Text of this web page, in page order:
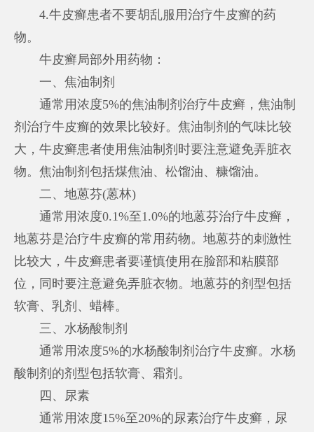
4.牛皮癣患者不要胡乱服用治疗牛皮癣的药
物。
牛皮癣局部外用药物：
一、焦油制剂
通常用浓度5%的焦油制剂治疗牛皮癣，焦油制
剂治疗牛皮癣的效果比较好。焦油制剂的气味比较
大，牛皮癣患者使用焦油制剂时要注意避免弄脏衣
物。焦油制剂包括煤焦油、松馏油、糠馏油。
二、地蒽芬(蒽林)
通常用浓度0.1%至1.0%的地蒽芬治疗牛皮癣，
地蒽芬是治疗牛皮癣的常用药物。地蒽芬的刺激性
比较大，牛皮癣患者要谨慎使用在脸部和粘膜部
位，同时要注意避免弄脏衣物。地蒽芬的剂型包括
软膏、乳剂、蜡棒。
三、水杨酸制剂
通常用浓度5%的水杨酸制剂治疗牛皮癣。水杨
酸制剂的剂型包括软膏、霜剂。
四、尿素
通常用浓度15%至20%的尿素治疗牛皮癣，尿